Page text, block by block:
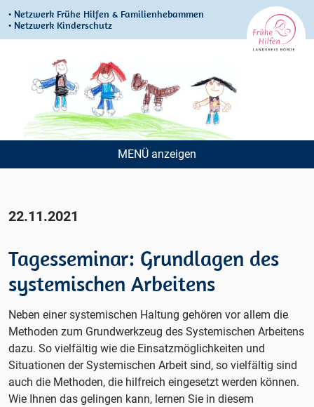
• Netzwerk Frühe Hilfen & Familienhebammen
• Netzwerk Kinderschutz
Navigation
MENÜ
22.11.2021
Tagesseminar: Grundlagen des
systemischen Arbeitens
Neben einer systemischen Haltung gehören vor allem die
Methoden zum Grundwerkzeug des Systemischen Arbeitens
dazu. So vielfältig wie die Einsatzmöglichkeiten und
Situationen der Systemischen Arbeit sind, so vielfältig sind
auch die Methoden, die hilfreich eingesetzt werden können.
Wie Ihnen das gelingen kann, lernen Sie in diesem